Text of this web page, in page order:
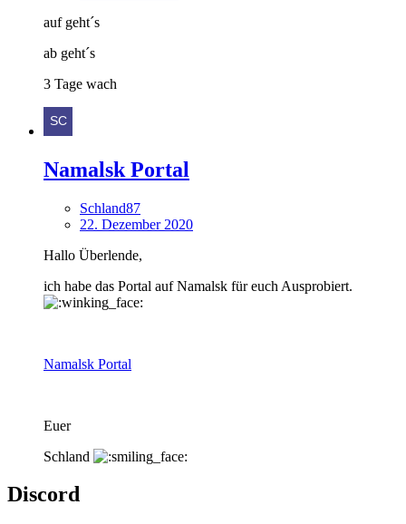
auf geht´s
ab geht´s
3 Tage wach
Namalsk Portal
Schland87
22. Dezember 2020
Hallo Überlende,
ich habe das Portal auf Namalsk für euch Ausprobiert.
Namalsk Portal
Euer
Schland
Discord